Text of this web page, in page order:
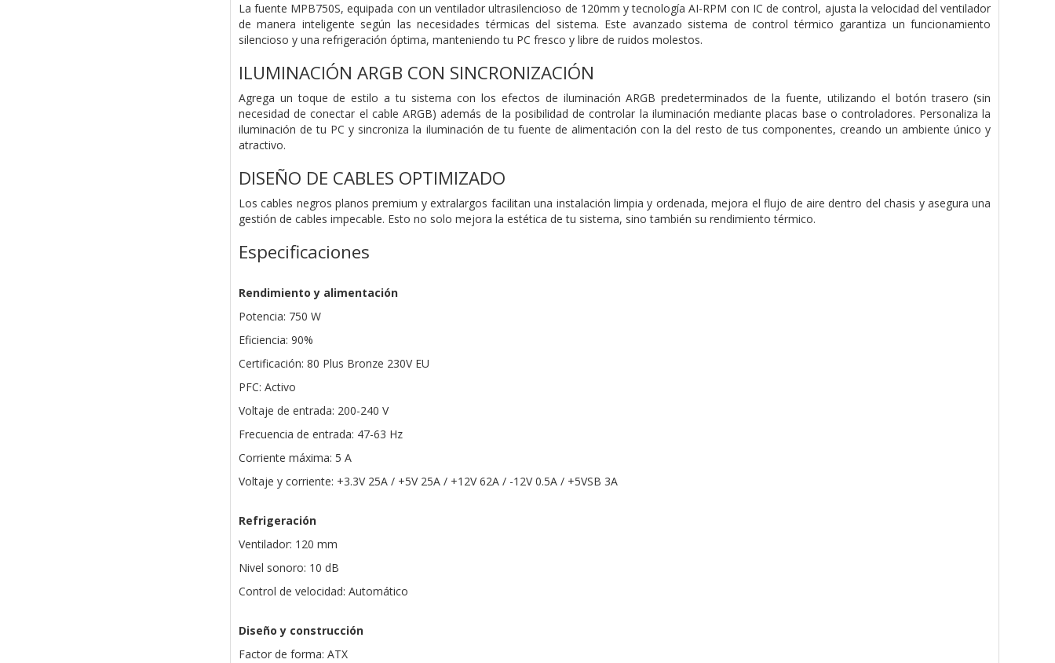
La fuente MPB750S, equipada con un ventilador ultrasilencioso de 120mm y tecnología AI-RPM con IC de control, ajusta la velocidad del ventilador
de manera inteligente según las necesidades térmicas del sistema. Este avanzado sistema de control térmico garantiza un funcionamiento
silencioso y una refrigeración óptima, manteniendo tu PC fresco y libre de ruidos molestos.
ILUMINACIÓN ARGB CON SINCRONIZACIÓN
Agrega un toque de estilo a tu sistema con los efectos de iluminación ARGB predeterminados de la fuente, utilizando el botón trasero (sin
necesidad de conectar el cable ARGB) además de la posibilidad de controlar la iluminación mediante placas base o controladores. Personaliza la
iluminación de tu PC y sincroniza la iluminación de tu fuente de alimentación con la del resto de tus componentes, creando un ambiente único y
atractivo.
DISEÑO DE CABLES OPTIMIZADO
Los cables negros planos premium y extralargos facilitan una instalación limpia y ordenada, mejora el flujo de aire dentro del chasis y asegura una
gestión de cables impecable. Esto no solo mejora la estética de tu sistema, sino también su rendimiento térmico.
Especificaciones
Rendimiento y alimentación
Potencia: 750 W
Eficiencia: 90%
Certificación: 80 Plus Bronze 230V EU
PFC: Activo
Voltaje de entrada: 200-240 V
Frecuencia de entrada: 47-63 Hz
Corriente máxima: 5 A
Voltaje y corriente: +3.3V 25A / +5V 25A / +12V 62A / -12V 0.5A / +5VSB 3A
Refrigeración
Ventilador: 120 mm
Nivel sonoro: 10 dB
Control de velocidad: Automático
Diseño y construcción
Factor de forma: ATX